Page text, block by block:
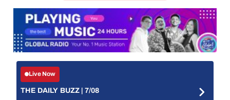
Live Now
THE DAILY BUZZ | 7/08